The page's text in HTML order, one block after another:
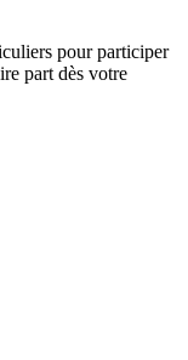
pour participer
part dès votre